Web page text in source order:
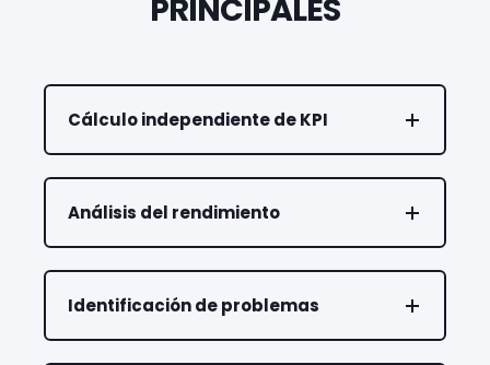
PRINCIPALES
Cálculo independiente de KPI
Análisis del rendimiento
Identificación de problemas